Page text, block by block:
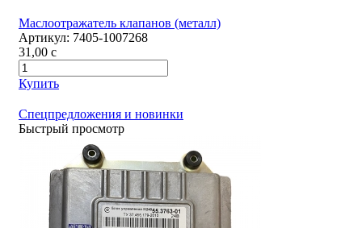
Маслоотражатель клапанов (металл)
Артикул: 7405-1007268
31,00 c
Купить
Спецпредложения и новинки
Быстрый просмотр